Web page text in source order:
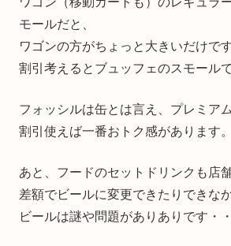
モールだと、
ワゴンの方がちょっと大きいだけです
割引考えるとブュッフェのスモールで
フォッシルは缶とは言え、プレミア
割引使えば一番おトク感があります。
あと、フードのセットドリンクも店
差額でビールに変更できたりできな
ビールは謎や問題がありありです・・